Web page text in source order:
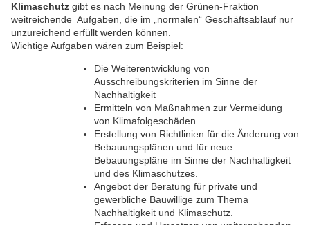
Klimaschutz gibt es nach Meinung der Grünen-Fraktion
weitreichende Aufgaben, die im „normalen“ Geschäftsablauf nur
unzureichend erfüllt werden können.
Wichtige Aufgaben wären zum Beispiel:
Die Weiterentwicklung von
Ausschreibungskriterien im Sinne der
Nachhaltigkeit
Ermitteln von Maßnahmen zur Vermeidung
von Klimafolgeschäden
Erstellung von Richtlinien für die Änderung von
Bebauungsplänen und für neue
Bebauungspläne im Sinne der Nachhaltigkeit
und des Klimaschutzes.
Angebot der Beratung für private und
gewerbliche Bauwillige zum Thema
Nachhaltigkeit und Klimaschutz.